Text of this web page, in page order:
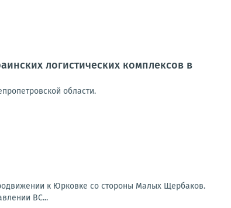
логистических комплексов в
области.
к Юрковке со стороны Малых Щербаков.
ВС...